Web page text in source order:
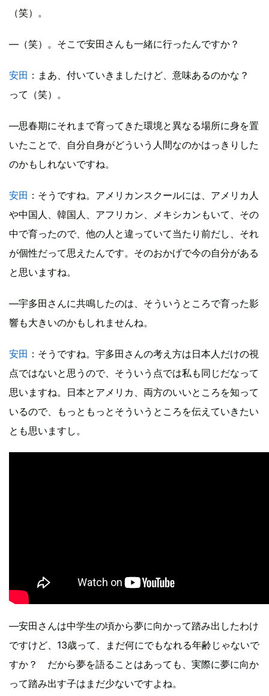
（笑）。
―（笑）。そこで安田さんも一緒に行ったんですか？
安田 ：まあ、付いていきましたけど、意味あるのかな？
って（笑）。
―思春期にそれまで育ってきた環境と異なる場所に身を置
いたことで、自分自身がどういう人間なのかはっきりした
のかもしれないですね。
安田 ：そうですね。アメリカンスクールには、アメリカ人
や中国人、韓国人、アフリカン、メキシカンもいて、その
中で育ったので、他の人と違っていて当たり前だし、それ
が個性だって思えたんです。そのおかげで今の自分がある
と思いますね。
―宇多田さんに共鳴したのは、そういうところで育った影
響も大きいのかもしれませんね。
安田 ：そうですね。宇多田さんの考え方は日本人だけの視
点ではないと思うので、そういう点では私も同じだなって
思いますね。日本とアメリカ、両方のいいところを知って
いるので、もっともっとそういうところを伝えていきたい
とも思いますし。
―安田さんは中学生の頃から夢に向かって踏み出したわけ
ですけど、13歳って、まだ何にでもなれる年齢じゃないで
すか？ だから夢を語ることはあっても、実際に夢に向か
って踏み出す子はまだ少ないですよね。